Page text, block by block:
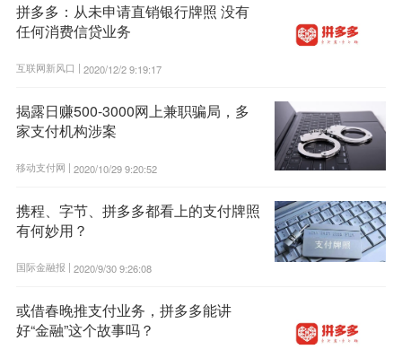
拼多多：从未申请直销银行牌照 没有
任何消费信贷业务
互联网新风口 | 2020/12/2 9:19:17
揭露日赚500-3000网上兼职骗局，多
家支付机构涉案
移动支付网 | 2020/10/29 9:20:52
携程、字节、拼多多都看上的支付牌照
有何妙用？
国际金融报 | 2020/9/30 9:26:08
或借春晚推支付业务，拼多多能讲
好“金融”这个故事吗？